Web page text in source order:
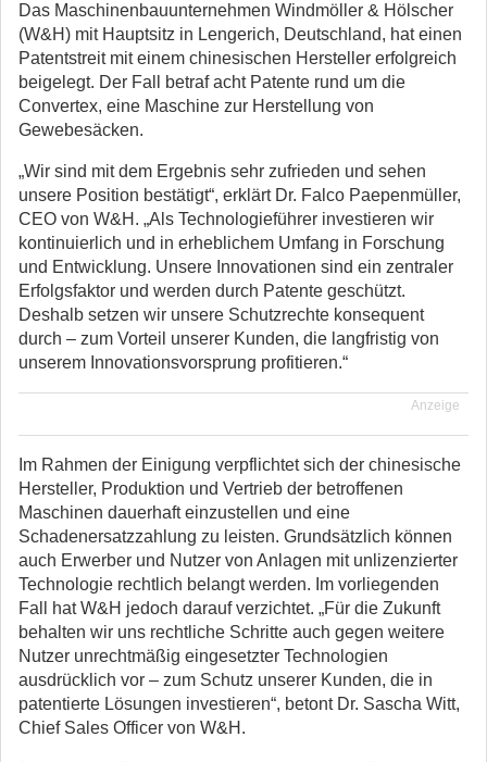
Das Maschinenbauunternehmen Windmöller & Hölscher
(W&H) mit Hauptsitz in Lengerich, Deutschland, hat einen
Patentstreit mit einem chinesischen Hersteller erfolgreich
beigelegt. Der Fall betraf acht Patente rund um die
Convertex, eine Maschine zur Herstellung von
Gewebesäcken.
„Wir sind mit dem Ergebnis sehr zufrieden und sehen
unsere Position bestätigt“, erklärt Dr. Falco Paepenmüller,
CEO von W&H. „Als Technologieführer investieren wir
kontinuierlich und in erheblichem Umfang in Forschung
und Entwicklung. Unsere Innovationen sind ein zentraler
Erfolgsfaktor und werden durch Patente geschützt.
Deshalb setzen wir unsere Schutzrechte konsequent
durch – zum Vorteil unserer Kunden, die langfristig von
unserem Innovationsvorsprung profitieren.“
Anzeige
Im Rahmen der Einigung verpflichtet sich der chinesische
Hersteller, Produktion und Vertrieb der betroffenen
Maschinen dauerhaft einzustellen und eine
Schadenersatzzahlung zu leisten. Grundsätzlich können
auch Erwerber und Nutzer von Anlagen mit unlizenzierter
Technologie rechtlich belangt werden. Im vorliegenden
Fall hat W&H jedoch darauf verzichtet. „Für die Zukunft
behalten wir uns rechtliche Schritte auch gegen weitere
Nutzer unrechtmäßig eingesetzter Technologien
ausdrücklich vor – zum Schutz unserer Kunden, die in
patentierte Lösungen investieren“, betont Dr. Sascha Witt,
Chief Sales Officer von W&H.